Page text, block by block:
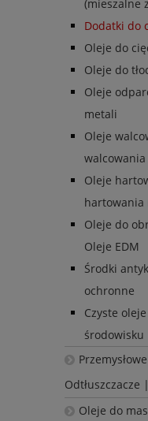
(mieszalne
Dodatki do
Oleje do
Oleje do
Oleje
metali
Oleje
Oleje
hartowania
Oleje do
Oleje EDM
Środki
ochronne
Czyste
środowisku
Oleje do